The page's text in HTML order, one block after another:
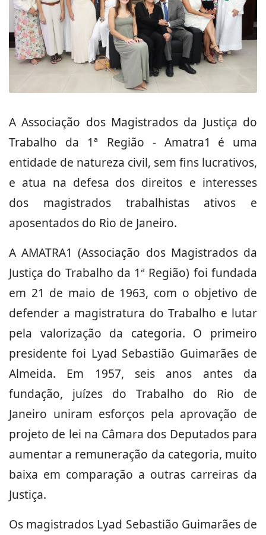
A Associação dos Magistrados da Justiça do
Trabalho da 1ª Região - Amatra1 é uma
entidade de natureza civil, sem fins lucrativos,
e atua na defesa dos direitos e interesses
dos magistrados trabalhistas ativos e
aposentados do Rio de Janeiro.
A AMATRA1 (Associação dos Magistrados da
Justiça do Trabalho da 1ª Região) foi fundada
em 21 de maio de 1963, com o objetivo de
defender a magistratura do Trabalho e lutar
pela valorização da categoria. O primeiro
presidente foi Lyad Sebastião Guimarães de
Almeida. Em 1957, seis anos antes da
fundação, juízes do Trabalho do Rio de
Janeiro uniram esforços pela aprovação de
projeto de lei na Câmara dos Deputados para
aumentar a remuneração da categoria, muito
baixa em comparação a outras carreiras da
Justiça.
Os magistrados Lyad Sebastião Guimarães de